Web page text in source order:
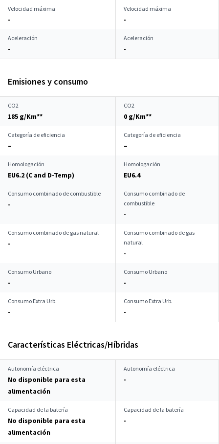
Velocidad máxima
-
Velocidad máxima
-
Aceleración
-
Aceleración
-
Emisiones y consumo
CO2
185 g/Km**
CO2
0 g/Km**
Categoría de eficiencia
–
Categoría de eficiencia
–
Homologación
EU6.2 (C and D-Temp)
Homologación
EU6.4
Consumo combinado de combustible
-
Consumo combinado de
combustible
-
Consumo combinado de gas natural
-
Consumo combinado de gas
natural
-
Consumo Urbano
-
Consumo Urbano
-
Consumo Extra Urb.
-
Consumo Extra Urb.
-
Características Eléctricas/Híbridas
Autonomía eléctrica
No disponible para esta
alimentación
Autonomía eléctrica
-
Capacidad de la batería
No disponible para esta
alimentación
Capacidad de la batería
-